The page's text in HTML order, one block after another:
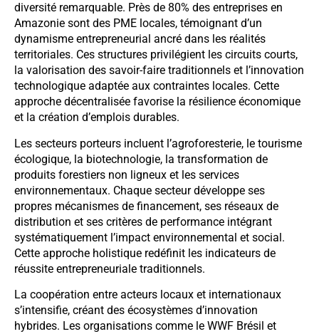
diversité remarquable. Près de 80% des entreprises en
Amazonie sont des PME locales, témoignant d’un
dynamisme entrepreneurial ancré dans les réalités
territoriales. Ces structures privilégient les circuits courts,
la valorisation des savoir-faire traditionnels et l’innovation
technologique adaptée aux contraintes locales. Cette
approche décentralisée favorise la résilience économique
et la création d’emplois durables.
Les secteurs porteurs incluent l’agroforesterie, le tourisme
écologique, la biotechnologie, la transformation de
produits forestiers non ligneux et les services
environnementaux. Chaque secteur développe ses
propres mécanismes de financement, ses réseaux de
distribution et ses critères de performance intégrant
systématiquement l’impact environnemental et social.
Cette approche holistique redéfinit les indicateurs de
réussite entrepreneuriale traditionnels.
La coopération entre acteurs locaux et internationaux
s’intensifie, créant des écosystèmes d’innovation
hybrides. Les organisations comme le WWF Brésil et